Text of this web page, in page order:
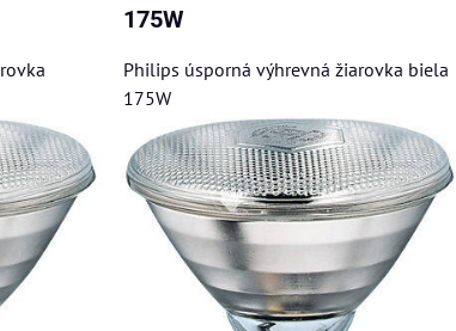
175W
Philips úsporná výhrevná žiarovka biela
175W